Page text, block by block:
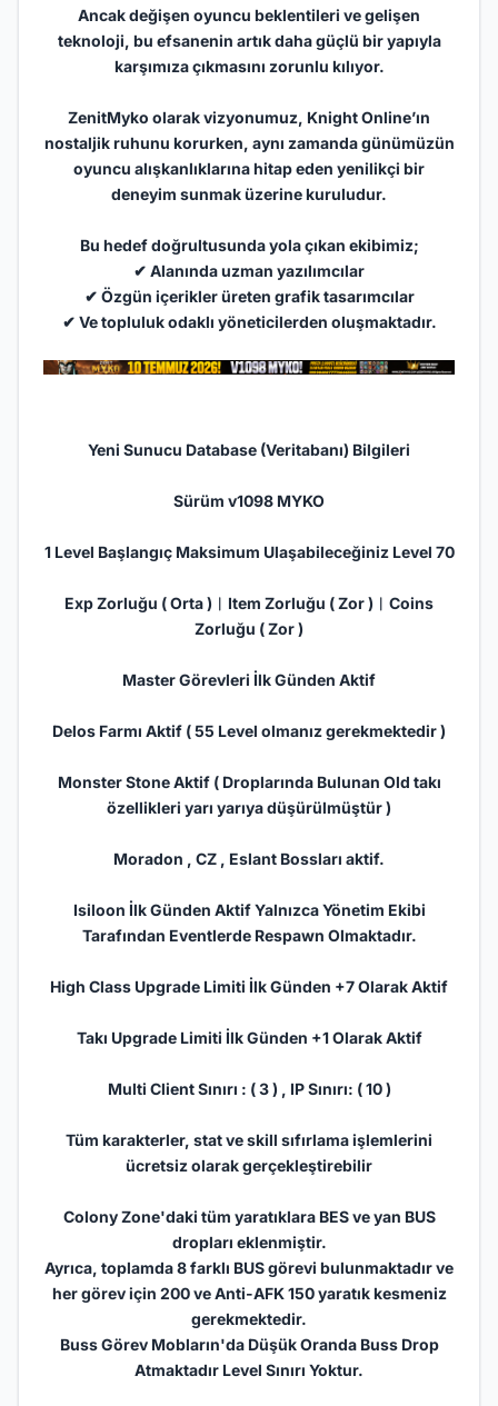
Ancak değişen oyuncu beklentileri ve gelişen
teknoloji, bu efsanenin artık daha güçlü bir yapıyla
karşımıza çıkmasını zorunlu kılıyor.
ZenitMyko olarak vizyonumuz, Knight Online’ın
nostaljik ruhunu korurken, aynı zamanda günümüzün
oyuncu alışkanlıklarına hitap eden yenilikçi bir
deneyim sunmak üzerine kuruludur.
Bu hedef doğrultusunda yola çıkan ekibimiz;
✔ Alanında uzman yazılımcılar
✔ Özgün içerikler üreten grafik tasarımcılar
✔ Ve topluluk odaklı yöneticilerden oluşmaktadır.
Yeni Sunucu Database (Veritabanı) Bilgileri
Sürüm v1098 MYKO
1 Level Başlangıç Maksimum Ulaşabileceğiniz Level 70
Exp Zorluğu ( Orta )︱Item Zorluğu ( Zor )︱Coins
Zorluğu ( Zor )
Master Görevleri İlk Günden Aktif
Delos Farmı Aktif ( 55 Level olmanız gerekmektedir )
Monster Stone Aktif ( Droplarında Bulunan Old takı
özellikleri yarı yarıya düşürülmüştür )
Moradon , CZ , Eslant Bossları aktif.
Isiloon İlk Günden Aktif Yalnızca Yönetim Ekibi
Tarafından Eventlerde Respawn Olmaktadır.
High Class Upgrade Limiti İlk Günden +7 Olarak Aktif
Takı Upgrade Limiti İlk Günden +1 Olarak Aktif
Multi ClientSınırı : ( 3 ) , IP Sınırı: ( 10 )
Tüm karakterler, stat ve skill sıfırlama işlemlerini
ücretsiz olarak gerçekleştirebilir
Colony Zone'daki tüm yaratıklara BES ve yan BUS
dropları eklenmiştir.
Ayrıca, toplamda 8 farklı BUS görevi bulunmaktadır ve
her görev için 200 ve Anti-AFK 150 yaratık kesmeniz
gerekmektedir.
Buss Görev Mobların'da Düşük Oranda Buss Drop
Atmaktadır Level Sınırı Yoktur.